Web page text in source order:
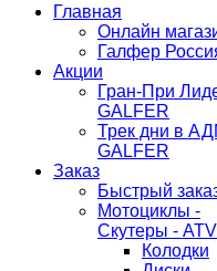
Главная
Онлайн
Галфер
Акции
Гран-При
GALFER
Трек дни в
GALFER
Заказ
Быстрый
Мотоциклы -
Скутеры - ATV
Колодки